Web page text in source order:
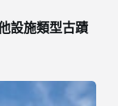
設施類型古蹟